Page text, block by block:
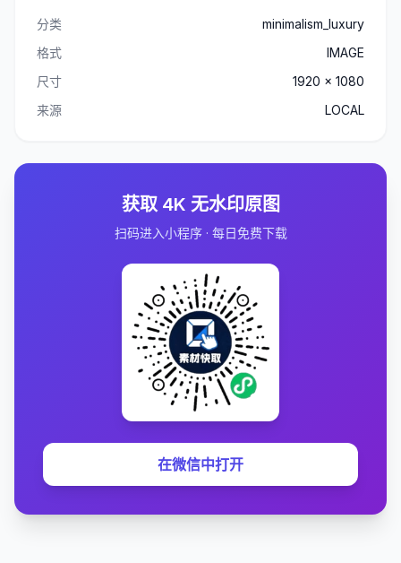
分类
minimalism_luxury
格式
IMAGE
尺寸
1920 x 1080
来源
LOCAL
获取 4K 无水印原图
扫码进入小程序 · 每日免费下载
在微信中打开